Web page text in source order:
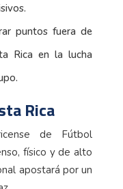
puntos fuera de
Rica en la lucha
Rica
de Fútbol
físico y de alto
apostará por un